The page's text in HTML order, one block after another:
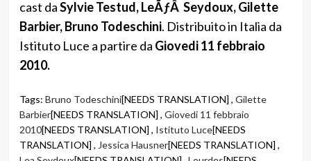
cast daSylvie Testud, LeÃƒÂ Seydoux, Gilette
Barbier, Bruno Todeschini. Distribuito in Italia da
Istituto Luce a partire da Giovedi 11 febbraio
2010.
Tags: Bruno Todeschini[NEEDS TRANSLATION] , Gilette
Barbier[NEEDS TRANSLATION] , Giovedi 11 febbraio
2010[NEEDS TRANSLATION] , Istituto Luce[NEEDS
TRANSLATION] , Jessica Hausner[NEEDS TRANSLATION] ,